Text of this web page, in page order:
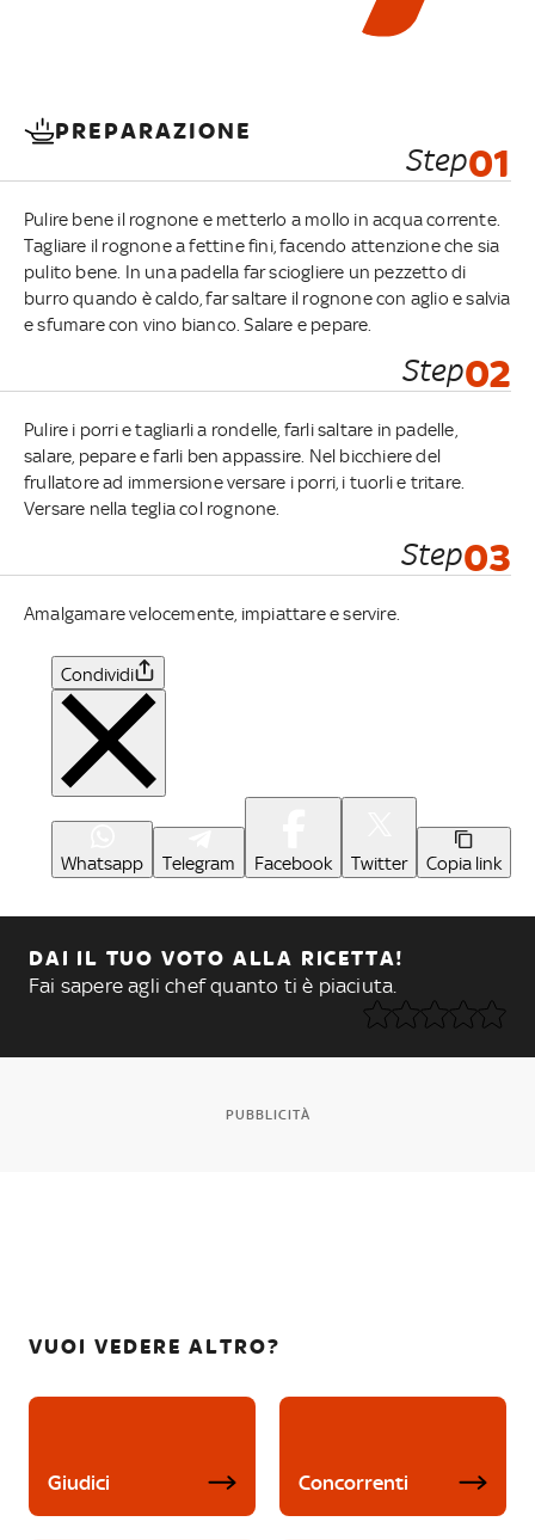
PREPARAZIONE
Step01
Pulire bene il rognone e metterlo a mollo in acqua corrente.
Tagliare il rognone a fettine fini, facendo attenzione che sia
pulito bene. In una padella far sciogliere un pezzetto di
burro quando è caldo, far saltare il rognone con aglio e salvia
e sfumare con vino bianco. Salare e pepare.
Step02
Pulire i porri e tagliarli a rondelle, farli saltare in padelle,
salare, pepare e farli ben appassire. Nel bicchiere del
frullatore ad immersione versare i porri, i tuorli e tritare.
Versare nella teglia col rognone.
Step03
Amalgamare velocemente, impiattare e servire.
Condividi
Whatsapp Telegram Facebook Twitter Copia link
DAI IL TUO VOTO ALLA RICETTA!
Fai sapere agli chef quanto ti è piaciuta.
PUBBLICITÀ
VUOI VEDERE ALTRO?
Giudici Concorrenti